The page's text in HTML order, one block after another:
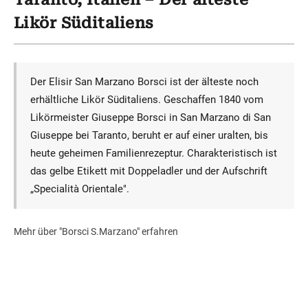
Likör Süditaliens
Der Elisir San Marzano Borsci ist der älteste noch
erhältliche Likör Süditaliens. Geschaffen 1840 vom
Likörmeister Giuseppe Borsci in San Marzano di San
Giuseppe bei Taranto, beruht er auf einer uralten, bis
heute geheimen Familienrezeptur. Charakteristisch ist
das gelbe Etikett mit Doppeladler und der Aufschrift
„Specialità Orientale".
Mehr über "Borsci S.Marzano" erfahren